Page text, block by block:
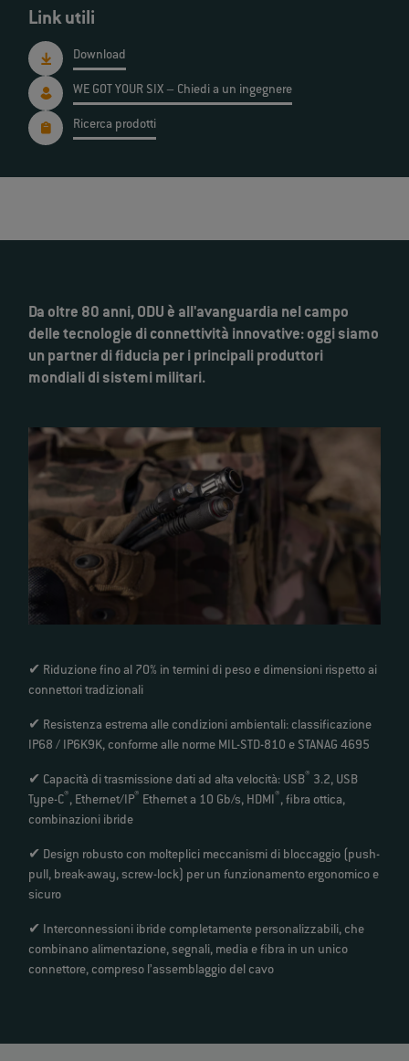
Link utili
Download
WE GOT YOUR SIX – Chiedi a un ingegnere
Ricerca prodotti
Da oltre 80 anni, ODU è all'avanguardia nel campo
delle tecnologie di connettività innovative: oggi siamo
un partner di fiducia per i principali produttori
mondiali di sistemi militari.
✔ Riduzione fino al 70% in termini di peso e dimensioni rispetto ai
connettori tradizionali
✔ Resistenza estrema alle condizioni ambientali: classificazione
IP68 / IP6K9K, conforme alle norme MIL-STD-810 e STANAG 4695
✔ Capacità di trasmissione dati ad alta velocità: USB® 3.2, USB
Type-C®, Ethernet/IP® Ethernet a 10 Gb/s, HDMI®, fibra ottica,
combinazioni ibride
✔ Design robusto con molteplici meccanismi di bloccaggio (push-
pull, break-away, screw-lock) per un funzionamento ergonomico e
sicuro
✔ Interconnessioni ibride completamente personalizzabili, che
combinano alimentazione, segnali, media e fibra in un unico
connettore, compreso l’assemblaggio del cavo